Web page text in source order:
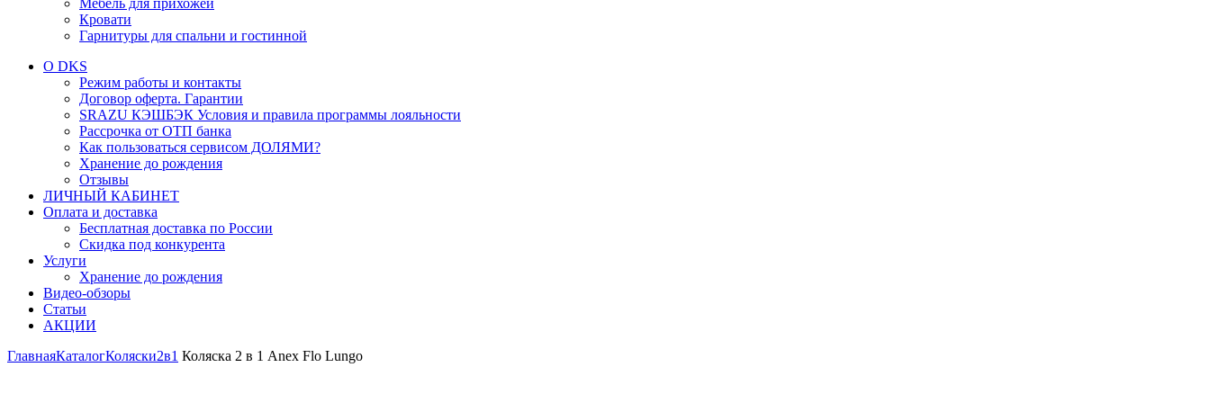
Мебель для прихожей
Кровати
Гарнитуры для спальни и гостинной
О DKS
Режим работы и контакты
Договор оферта. Гарантии
SRAZU КЭШБЭК Условия и правила программы лояльности
Рассрочка от ОТП банка
Как пользоваться сервисом ДОЛЯМИ?
Хранение до рождения
Отзывы
ЛИЧНЫЙ КАБИНЕТ
Оплата и доставка
Бесплатная доставка по России
Скидка под конкурента
Услуги
Хранение до рождения
Видео-обзоры
Статьи
АКЦИИ
ГлавнаяКаталогКоляски2в1 Коляска 2 в 1 Anex Flo Lungo